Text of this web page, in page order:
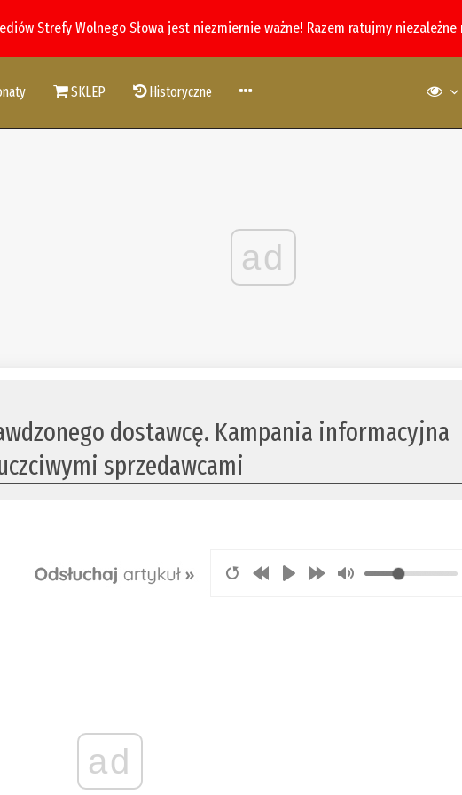
Strefy Wolnego Słowa jest niezmiernie ważne! Razem ratujmy
SKLEP Historyczne
ad
dostawcę. Kampania informacyjna
sprzedawcami
ad